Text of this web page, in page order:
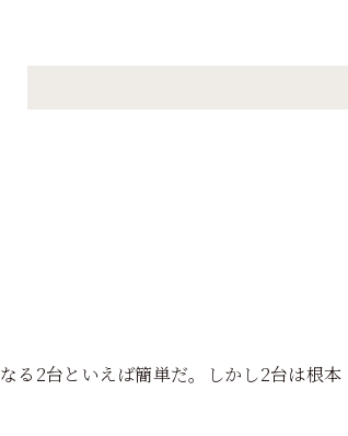
る2台といえば簡単だ。しかし2台は根本